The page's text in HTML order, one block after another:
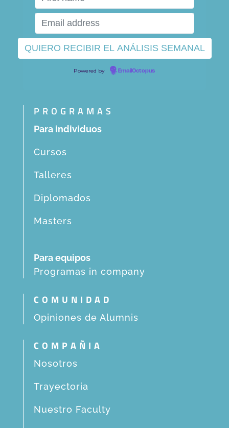
Powered by EmailOctopus
PROGRAMAS
Para individuos
Cursos
Talleres
Diplomados
Masters
Para equipos
Programas in company
COMUNIDAD
Opiniones de Alumnis
COMPAÑIA
Nosotros
Trayectoria
Nuestro Faculty